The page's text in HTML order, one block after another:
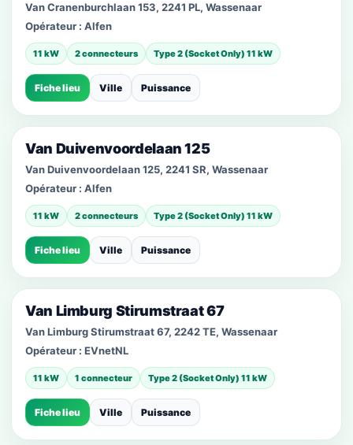
Van Cranenburchlaan 153, 2241 PL, Wassenaar
Opérateur : Alfen
11 kW 2 connecteurs Type 2 (Socket Only) 11 kW
Fiche lieu Ville Puissance
Van Duivenvoordelaan 125
Van Duivenvoordelaan 125, 2241 SR, Wassenaar
Opérateur : Alfen
11 kW 2 connecteurs Type 2 (Socket Only) 11 kW
Fiche lieu Ville Puissance
Van Limburg Stirumstraat 67
Van Limburg Stirumstraat 67, 2242 TE, Wassenaar
Opérateur : EVnetNL
11 kW 1 connecteur Type 2 (Socket Only) 11 kW
Fiche lieu Ville Puissance